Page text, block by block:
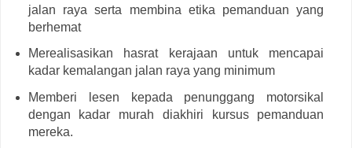
jalan raya serta membina etika pemanduan yang
berhemat
Merealisasikan hasrat kerajaan untuk mencapai
kadar kemalangan jalan raya yang minimum
Memberi lesen kepada penunggang motorsikal
dengan kadar murah diakhiri kursus pemanduan
mereka.